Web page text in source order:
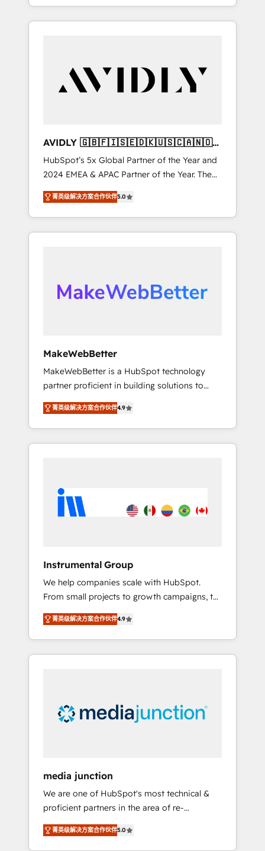
specialize in both strategic RevOps planning
and hands-on technical execution - building
Services - Managed IT (MSP) - Franchises -
Professional Services - And more! How we
Custom integrations and workflow
automation ✔️ User adoption programs,
training, and enablement Through project-
based engagements and ongoing RevOps
partnerships, we guide organizations through
the revenue maturity model - delivering the
right improvements at the right time so
AVIDLY 🇬🇧🇫🇮🇸🇪🇩🇰🇺🇸🇨🇦🇳🇴
🇩🇪🇦🇺🇳🇿
HubSpot’s 5x Global Partner of the Year and
2024 EMEA & APAC Partner of the Year. The
world’s most experienced and fully
accredited HubSpot Solutions Partner. 🚀
With 2,750+ HubSpot projects delivered and
370+ specialists across EMEA, APAC and NAM,
automation, we turn complexity into clarity,
human at global scale. 🏆 HubSpot’s CEO
菁英级解决方案合作伙伴5.0
MakeWebBetter
MakeWebBetter is a HubSpot technology
partner proficient in building solutions to
maximize the operational efficiency of
HubSpot. The fastest-growing tech-enabler &
facilitator, MakeWebBetter, hands you the
blend of HubSpot expertise & eminent
HubSpot experience 🤝HubSpot Premier
Integration partner 🤝Google Premier Partner
Harnessing the full potential of the powerful
HubSpot CRM. ✔️A team of HubSpot experts
backed by over 10+ years of HubSpot
experience ✔️Flexible pricing models —
Hourly-fee (assigned one Dedicated
HubSpot Admin); Monthly-fee (HubSpot
Admin + Project Manager); and Fixed Project
bundle services. Connect with us today!
菁英级解决方案合作伙伴4.9
Instrumental Group
We help companies scale with HubSpot.
From small projects to growth campaigns, to
CRM and websites. Hire an agency that's
experienced in every inch of HubSpot and
willing to work hand-in-hand with your team
to simplify the complex and build a better
菁英级解决方案合作伙伴4.9
media junction
We are one of HubSpot's most technical &
proficient partners in the area of re-
platforming, website design & development.
We specialize in multi-hub implementations
菁英级解决方案合作伙伴5.0